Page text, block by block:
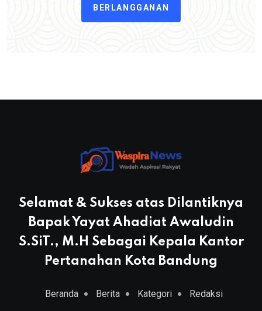
BERLANGGANAN
Selamat & Sukses atas Dilantiknya
Bapak Yayat Ahadiat Awaludin
S.SiT., M.H Sebagai Kepala Kantor
Pertanahan Kota Bandung
Beranda Berita Kategori Redaksi